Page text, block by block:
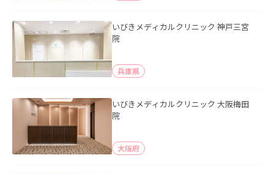
いびきメディカルクリニック 神戸三宮
院
兵庫県
いびきメディカルクリニック 大阪梅田
院
大阪府